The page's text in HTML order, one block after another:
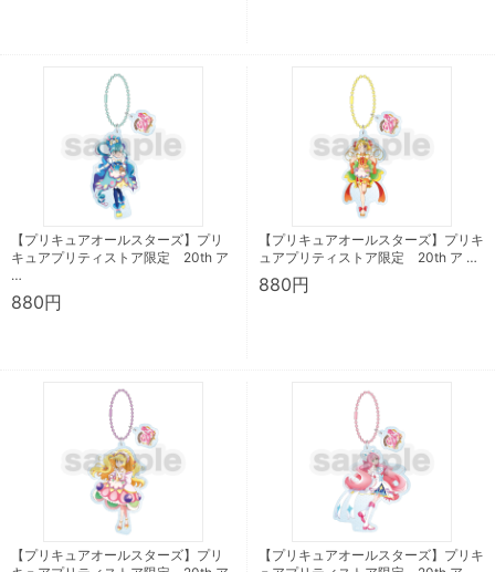
【プリキュアオールスターズ】プリ
キュアプリティストア限定 20th ア
…
880円
【プリキュアオールスターズ】プリキ
ュアプリティストア限定 20th ア …
880円
【プリキュアオールスターズ】プリ
【プリキュアオールスターズ】プリキ